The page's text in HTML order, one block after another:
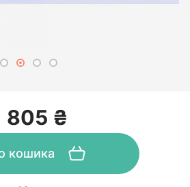
805 ₴
кошика